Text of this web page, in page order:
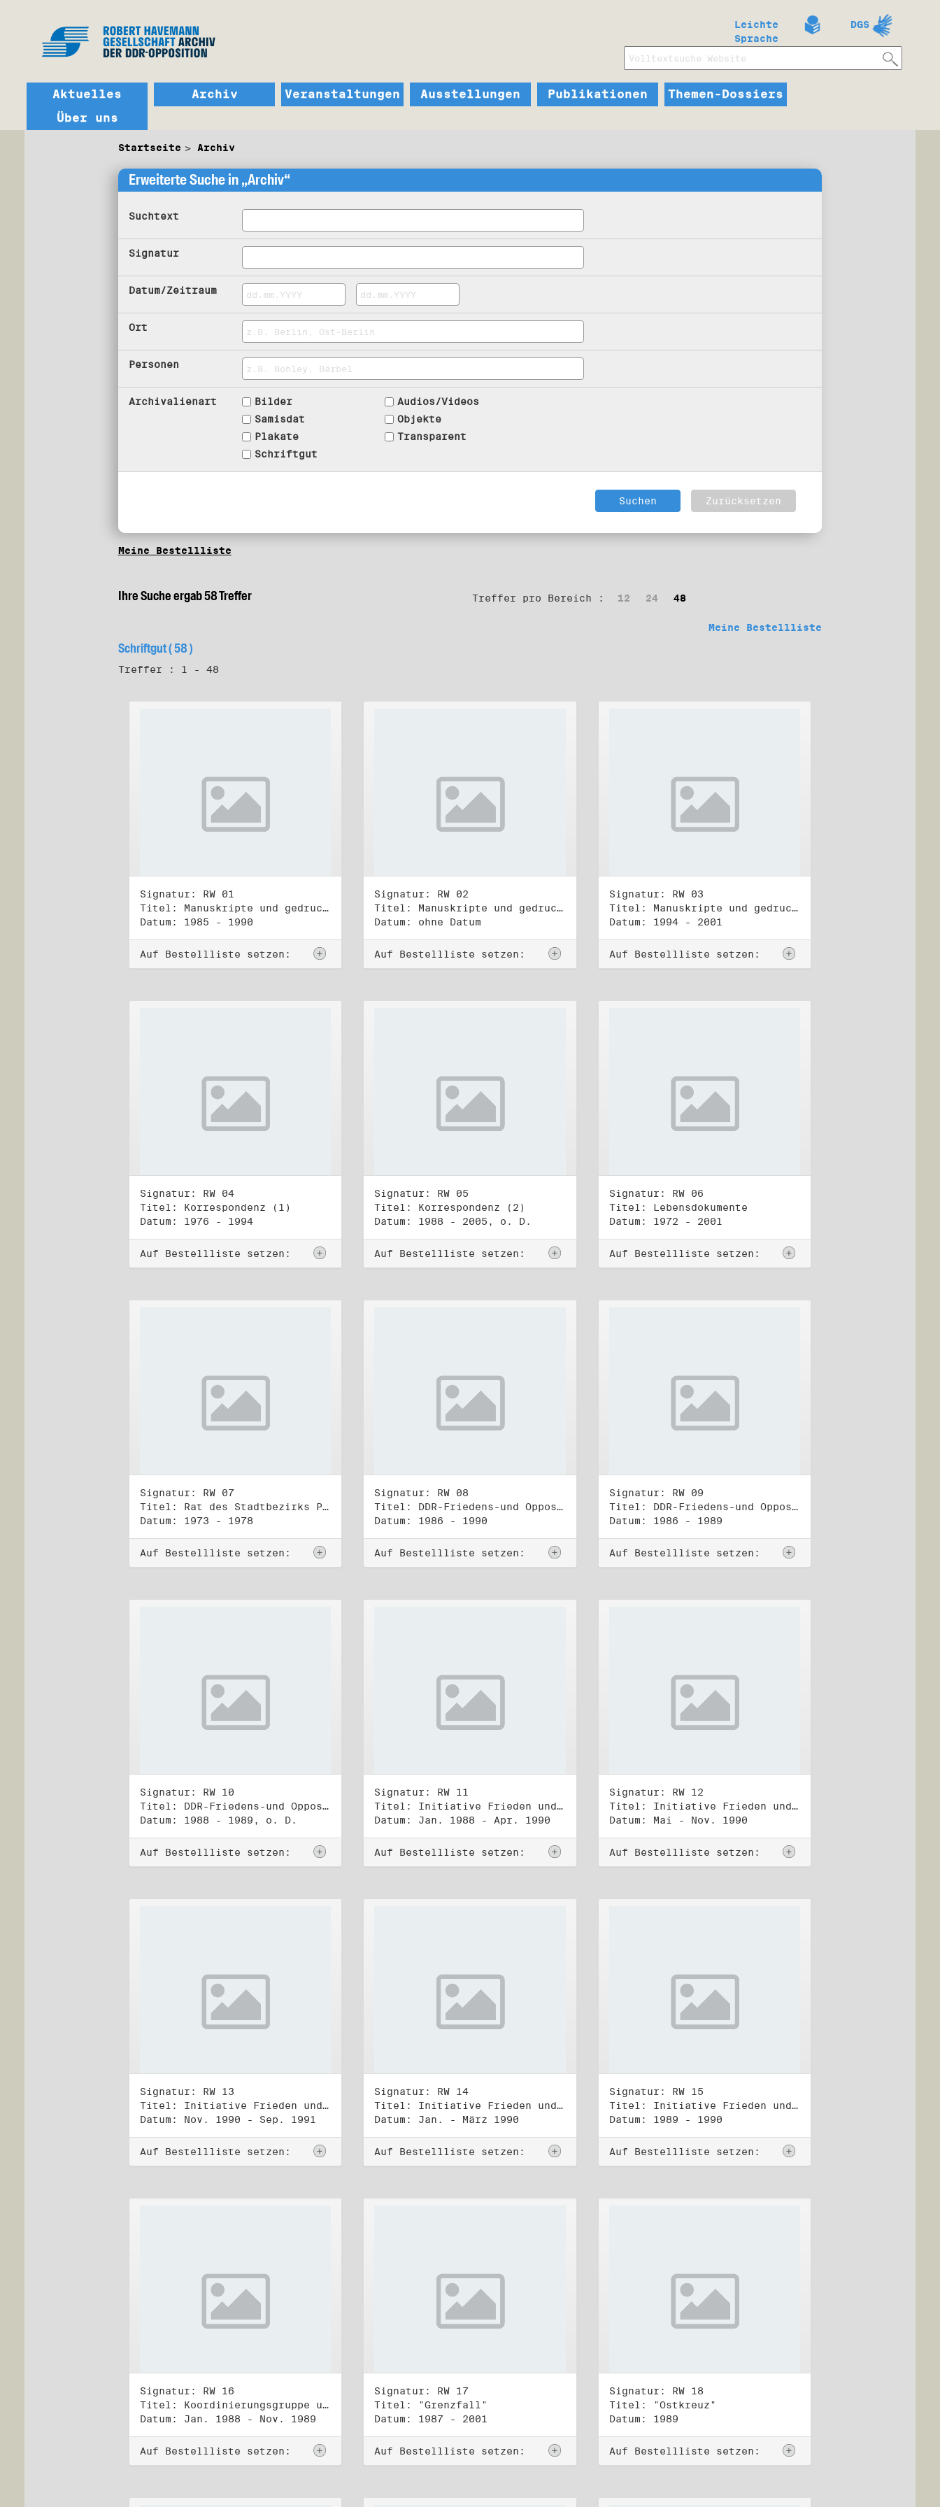
Leichte
Sprache
DGS
Aktuelles Archiv Veranstaltungen Ausstellungen Publikationen
Themen-Dossiers
Über uns
Startseite Archiv
Erweiterte Suche in „Archiv“
Suchtext
Signatur
Datum/Zeitraum
Ort
Personen
Archivalienart
Bilder
Samisdat
Plakate
Schriftgut
Audios/Videos
Objekte
Transparent
Meine Bestellliste
Ihre Suche ergab 58 Treffer Treffer pro Bereich : 12 24 48
Meine Bestellliste
Schriftgut ( 58 )
Treffer : 1 - 48
Signatur: RW 01
Titel: Manuskripte und gedruckte Belege (1)
Datum: 1985 - 1990
Auf Bestellliste setzen:
Signatur: RW 02
Titel: Manuskripte und gedruckte Belege (2)
Datum: ohne Datum
Auf Bestellliste setzen:
Signatur: RW 03
Titel: Manuskripte und gedruckte Belege (3)
Datum: 1994 - 2001
Auf Bestellliste setzen:
Signatur: RW 04
Titel: Korrespondenz (1)
Datum: 1976 - 1994
Auf Bestellliste setzen:
Signatur: RW 05
Titel: Korrespondenz (2)
Datum: 1988 - 2005, o. D.
Auf Bestellliste setzen:
Signatur: RW 06
Titel: Lebensdokumente
Datum: 1972 - 2001
Auf Bestellliste setzen:
Signatur: RW 07
Titel: Rat des Stadtbezirks Prenzlauer Berg in Berlin
Datum: 1973 - 1978
Auf Bestellliste setzen:
Signatur: RW 08
Titel: DDR-Friedens-und Oppositionsbewegung (1)
Datum: 1986 - 1990
Auf Bestellliste setzen:
Signatur: RW 09
Titel: DDR-Friedens-und Oppositionsbewegung (2)
Datum: 1986 - 1989
Auf Bestellliste setzen:
Signatur: RW 10
Titel: DDR-Friedens-und Oppositionsbewegung (3)
Datum: 1988 - 1989, o. D.
Auf Bestellliste setzen:
Signatur: RW 11
Titel: Initiative Frieden und Menschenrechte (1)
Datum: Jan. 1988 - Apr. 1990
Auf Bestellliste setzen:
Signatur: RW 12
Titel: Initiative Frieden und Menschenrechte (2)
Datum: Mai - Nov. 1990
Auf Bestellliste setzen:
Signatur: RW 13
Titel: Initiative Frieden und Menschenrechte (3)
Datum: Nov. 1990 - Sep. 1991
Auf Bestellliste setzen:
Signatur: RW 14
Titel: Initiative Frieden und Menschenrechte, Volkskammerwahl 18.3.1990
Datum: Jan. - März 1990
Auf Bestellliste setzen:
Signatur: RW 15
Titel: Initiative Frieden und Menschenrechte, Veröffentlichungen
Datum: 1989 - 1990
Auf Bestellliste setzen:
Signatur: RW 16
Titel: Koordinierungsgruppe und Kontakttelefongruppe
Datum: Jan. 1988 - Nov. 1989
Auf Bestellliste setzen:
Signatur: RW 17
Titel: "Grenzfall"
Datum: 1987 - 2001
Auf Bestellliste setzen:
Signatur: RW 18
Titel: "Ostkreuz"
Datum: 1989
Auf Bestellliste setzen: